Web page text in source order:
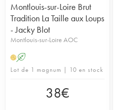
Montlouis-sur-Loire Brut
Tradition La Taille aux Loups
- Jacky Blot
Montlouis-sur-Loire AOC
H A
Lot de 1 magnum | 10 en stock
38€